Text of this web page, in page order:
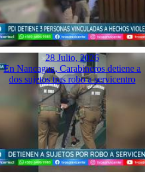
28 Julio, 2026
En Nancagua, Carabineros detiene a
dos sujetos tras robo a servicentro